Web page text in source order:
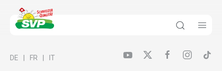
DE FR IT